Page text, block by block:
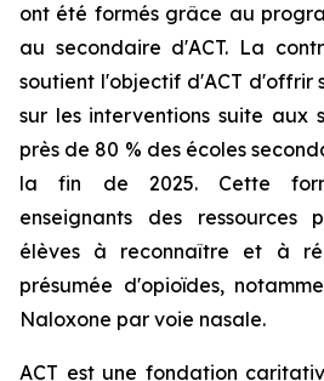
ont été formés grâce au
au secondaire d'ACT. La
soutient l'objectif d'ACT d'offrir
sur les interventions suite aux
près de 80 % des écoles
la fin de 2025. Cette
enseignants des ressources
élèves à reconnaître et à
présumée d'opioïdes,
Naloxone par voie nasale.
ACT est une fondation